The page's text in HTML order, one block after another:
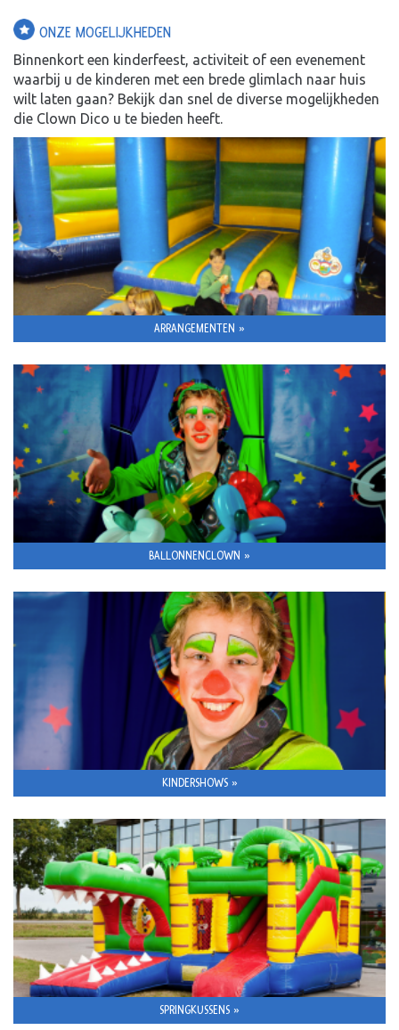
ONZE MOGELIJKHEDEN
Binnenkort een kinderfeest, activiteit of een evenement
waarbij u de kinderen met een brede glimlach naar huis
wilt laten gaan? Bekijk dan snel de diverse mogelijkheden
die Clown Dico u te bieden heeft.
ARRANGEMENTEN »
BALLONNENCLOWN »
KINDERSHOWS »
SPRINGKUSSENS »